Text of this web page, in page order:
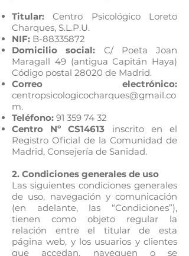
Titular: Centro Psicológico Loreto
Charques, S.L.P.U.
NIF: B-88335872
Domicilio social: C/ Poeta Joan
Maragall 49 (antigua Capitán Haya)
Código postal 28020 de Madrid.
Correo electrónico:
centropsicologicocharques@gmail.co
m.
Teléfono: 91 359 74 32
Centro Nº CS14613 inscrito en el
Registro Oficial de la Comunidad de
Madrid, Consejería de Sanidad.
2. Condiciones generales de uso
Las siguientes condiciones generales
de uso, navegación y comunicación
(en adelante, las “Condiciones”),
tienen como objeto regular la
relación entre el titular de esta
página web, y los usuarios y clientes
que accedan, naveguen o se